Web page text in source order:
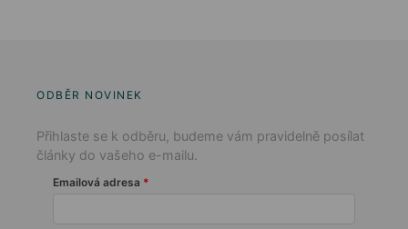
ODBĚR NOVINEK
Přihlaste se k odběru, budeme vám pravidelně posílat
články do vašeho e-mailu.
Emailová adresa